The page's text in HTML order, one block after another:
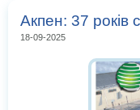
Акпен: 37 років
18-09-2025